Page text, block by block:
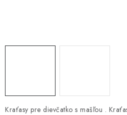
Kraťasy pre dievčatko s mašľou .